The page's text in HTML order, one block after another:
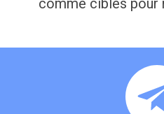
comme cibles pour